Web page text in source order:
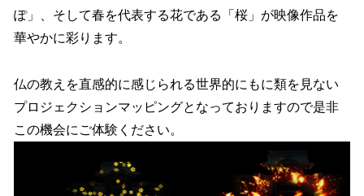
ぽ」、そして春を代表する花である「桜」が映像作品を
華やかに彩ります。
仏の教えを直感的に感じられる世界的にもに類を見ない
プロジェクションマッピングとなっておりますので是非
この機会にご体験ください。